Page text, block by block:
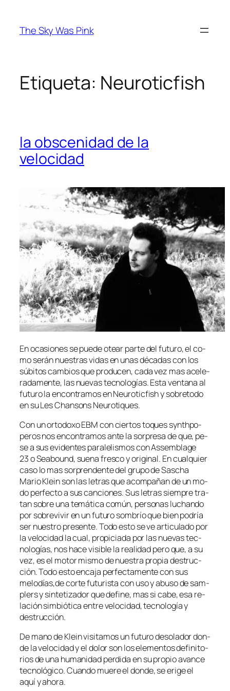
contenido
The Sky Was Pink
Etiqueta: Neuroticfish
la obscenidad de la
velocidad
En oca­sio­nes se pue­de otear par­te del fu­tu­ro, el co­
mo se­rán nues­tras vi­das en unas dé­ca­das con los
sú­bi­tos cam­bios que pro­du­cen, ca­da vez mas ace­le­
ra­da­men­te, las nue­vas tec­no­lo­gías. Esta ven­ta­na al
fu­tu­ro la en­con­tra­mos en Neuroticfish y so­bre­to­do
en su Les Chansons Neurotiques.
Con un or­to­do­xo EBM con cier­tos to­ques synth­po­
pe­ros nos en­con­tra­mos an­te la sor­pre­sa de que, pe­
se a sus evi­den­tes pa­ra­le­lis­mos con Assemblage
23 o Seabound, sue­na fres­co y ori­gi­nal. En cual­quier
ca­so lo mas sor­pren­den­te del gru­po de Sascha
Mario Klein son las le­tras que acom­pa­ñan de un mo­
do per­fec­to a sus can­cio­nes. Sus le­tras siem­pre tra­
tan so­bre una te­má­ti­ca co­mún, per­so­nas lu­chan­do
por so­bre­vi­vir en un fu­tu­ro som­brío que bien po­dría
ser nues­tro pre­sen­te. Todo es­to se ve ar­ti­cu­la­do por
la ve­lo­ci­dad la cual, pro­pi­cia­da por las nue­vas tec­
no­lo­gías, nos ha­ce vi­si­ble la reali­dad pe­ro que, a su
vez, es el mo­tor mis­mo de nues­tra pro­pia des­truc­
ción. Todo es­to en­ca­ja per­fec­ta­men­te con sus
melodías,de cor­te fu­tu­ris­ta con uso y abu­so de sam­
plers y sin­te­ti­za­dor que de­fi­ne, mas si ca­be, esa re­
la­ción sim­bió­ti­ca en­tre ve­lo­ci­dad, tec­no­lo­gía y
destrucción.
De mano de Klein vi­si­ta­mos un fu­tu­ro de­so­la­dor don­
de la ve­lo­ci­dad y el do­lor son los ele­men­tos de­fi­ni­to­
rios de una hu­ma­ni­dad per­di­da en su pro­pio avan­ce
tec­no­ló­gi­co. Cuando mue­re el don­de, se eri­ge el
aquí y ahora.